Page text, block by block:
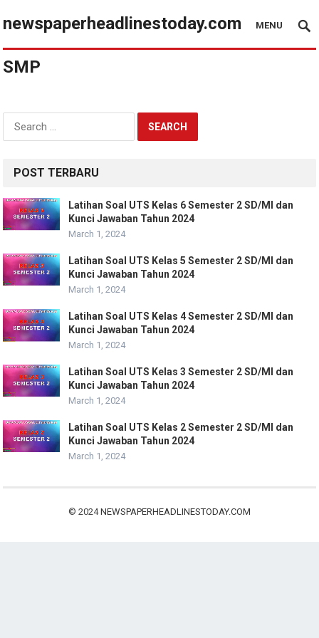
newspaperheadlinestoday.com MENU
SMP
Search
for:
POST TERBARU
Latihan Soal UTS Kelas 6 Semester 2 SD/MI dan
Kunci Jawaban Tahun 2024
March 1, 2024
Latihan Soal UTS Kelas 5 Semester 2 SD/MI dan
Kunci Jawaban Tahun 2024
March 1, 2024
Latihan Soal UTS Kelas 4 Semester 2 SD/MI dan
Kunci Jawaban Tahun 2024
March 1, 2024
Latihan Soal UTS Kelas 3 Semester 2 SD/MI dan
Kunci Jawaban Tahun 2024
March 1, 2024
Latihan Soal UTS Kelas 2 Semester 2 SD/MI dan
Kunci Jawaban Tahun 2024
March 1, 2024
© 2024NEWSPAPERHEADLINESTODAY.COM